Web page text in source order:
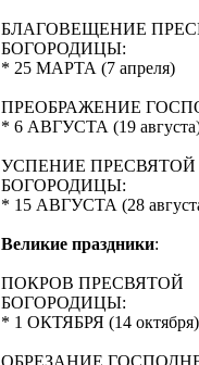
БЛАГОВЕЩЕНИЕ
БОГОРОДИЦЫ:
* 25 МАРТА (7 апреля)
ПРЕОБРАЖЕНИЕ
* 6 АВГУСТА (19
УСПЕНИЕ ПРЕСВЯТОЙ
БОГОРОДИЦЫ:
* 15 АВГУСТА (28
Великие праздники:
ПОКРОВ ПРЕСВЯТОЙ
БОГОРОДИЦЫ:
* 1 ОКТЯБРЯ (14 октября)
ОБРЕЗАНИЕ